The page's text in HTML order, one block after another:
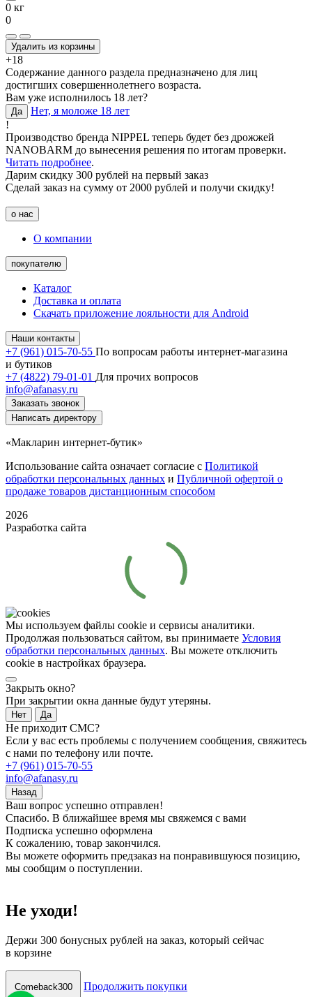
0 кг
0
Удалить из корзины
+18
Содержание данного раздела предназначено для лиц
достигших совершеннолетнего возраста.
Вам уже исполнилось 18 лет?
Да
Нет, я моложе 18 лет
!
Производство бренда NIPPEL теперь будет без дрожжей
NANOBARM до вынесения решения по итогам проверки.
Читать подробнее.
Дарим скидку 300 рублей на первый заказ
Сделай заказ на сумму от 2000 рублей и получи скидку!
о нас
О компании
покупателю
Каталог
Доставка и оплата
Скачать приложение лояльности для Android
Наши контакты
+7 (961) 015-70-55 По вопросам работы интернет-магазина
и бутиков
+7 (4822) 79-01-01 Для прочих вопросов
info@afanasy.ru
Заказать звонок
Написать директору
«Макларин интернет-бутик»
Использование сайта означает согласие с Политикой
обработки персональных данных и Публичной офертой о
продаже товаров дистанционным способом
2026
Разработка сайта
Мы используем файлы cookie и сервисы аналитики.
Продолжая пользоваться сайтом, вы принимаете Условия
обработки персональных данных. Вы можете отключить
cookie в настройках браузера.
Закрыть окно?
При закрытии окна данные будут утеряны.
Нет Да
Не приходит СМС?
Если у вас есть проблемы с получением сообщения, свяжитесь
с нами по телефону или почте.
+7 (961) 015-70-55
info@afanasy.ru
Назад
Ваш вопрос успешно отправлен!
Спасибо. В ближайшее время мы свяжемся с вами
Подписка успешно оформлена
К сожалению, товар закончился.
Вы можете оформить предзаказ на понравившуюся позицию,
мы сообщим о поступлении.
Не уходи!
Держи 300 бонусных рублей на заказ, который сейчас
в корзине
Comeback300 Продолжить покупки